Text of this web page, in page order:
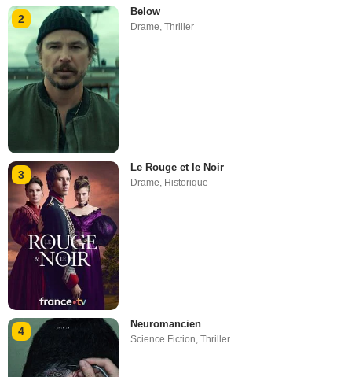
2
Below
Drame,Thriller
3
Le Rouge et le Noir
Drame, Historique
4
Neuromancien
Science Fiction ,Thriller